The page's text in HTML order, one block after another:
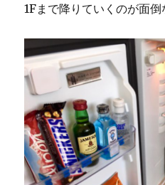
1Fまで降りていくのが面倒